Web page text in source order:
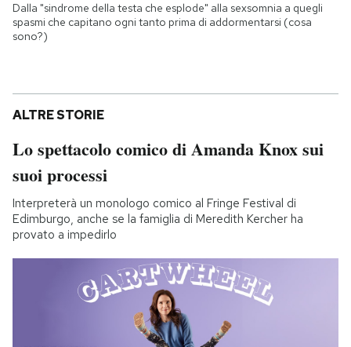
Dalla "sindrome della testa che esplode" alla sexsomnia a quegli
spasmi che capitano ogni tanto prima di addormentarsi (cosa
sono?)
ALTRE STORIE
Lo spettacolo comico di Amanda Knox sui
suoi processi
Interpreterà un monologo comico al Fringe Festival di
Edimburgo, anche se la famiglia di Meredith Kercher ha
provato a impedirlo